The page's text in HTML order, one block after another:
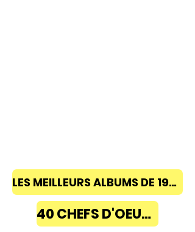
LES MEILLEURS ALBUMS DE 1968 à 2018
40 CHEFS D'OEUVRE